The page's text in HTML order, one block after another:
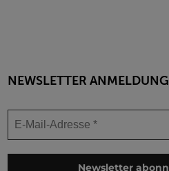
NEWSLETTER ANMELDUNG